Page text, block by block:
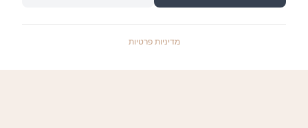
מדיניות פרטיות